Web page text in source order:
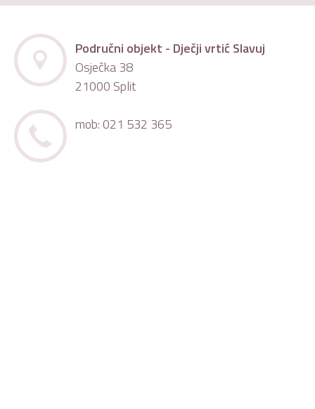
Područni objekt - Dječji vrtić Slavuj
Osječka 38
21000 Split
mob: 021 532 365